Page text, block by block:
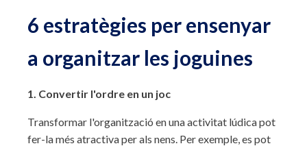
6 estratègies per ensenyar
a organitzar les joguines
1. Convertir l'ordre en un joc
Transformar l'organització en una activitat lúdica pot
fer-la més atractiva per als nens. Per exemple, es pot